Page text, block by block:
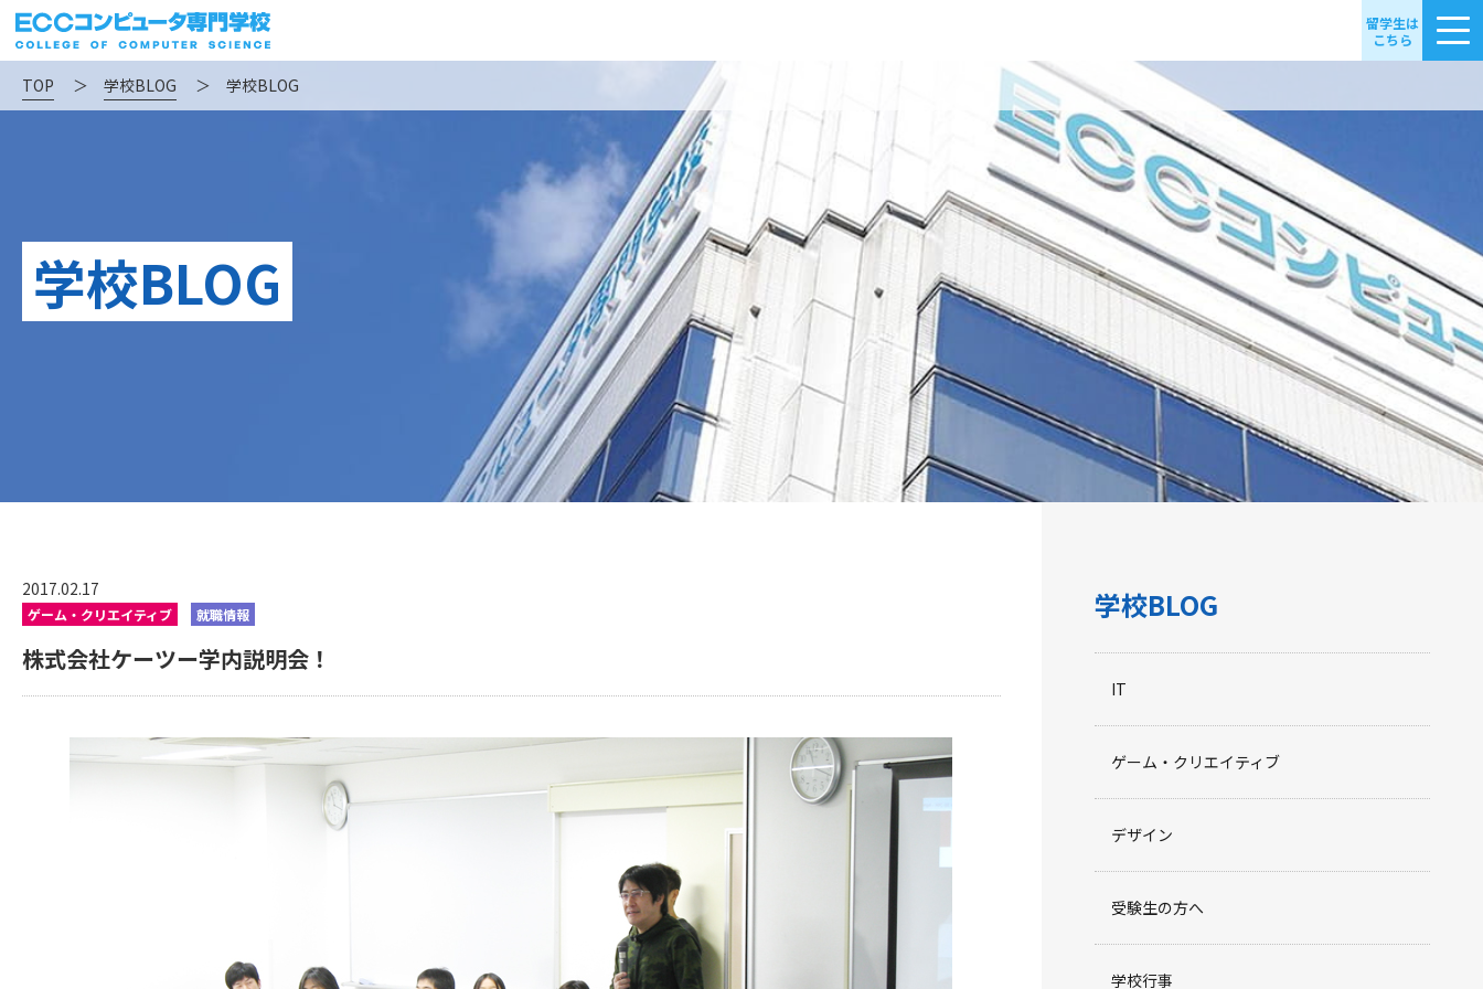
留学生は
こちら
TOP ＞ 学校BLOG ＞ 学校BLOG
学校BLOG
2017.02.17
ゲーム・クリエイティブ 就職情報
株式会社ケーツー学内説明会！
学校BLOG
IT
ゲーム・クリエイティブ
デザイン
受験生の方へ
学校行事